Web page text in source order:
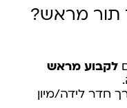
תור מראש?
לקבוע מראש
חדר לידה/מיון